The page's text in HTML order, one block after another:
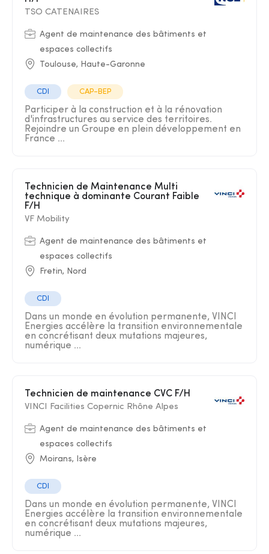
TSO CATENAIRES
Agent de maintenance des bâtiments et
espaces collectifs
Toulouse, Haute-Garonne
CDI CAP-BEP
Participer à la construction et à la rénovation
d'infrastructures au service des territoires.
Rejoindre un Groupe en plein développement en
France ...
technique à dominante Courant Faible
F/H
VF Mobility
Agent de maintenance des bâtiments et
espaces collectifs
Fretin, Nord
CDI
Dans un monde en évolution permanente, VINCI
Energies accélère la transition environnementale
en concrétisant deux mutations majeures,
numérique ...
Technicien de maintenance CVC F/H
VINCI Facilities Copernic Rhône Alpes
Agent de maintenance des bâtiments et
espaces collectifs
Moirans, Isère
CDI
Dans un monde en évolution permanente, VINCI
Energies accélère la transition environnementale
en concrétisant deux mutations majeures,
numérique ...